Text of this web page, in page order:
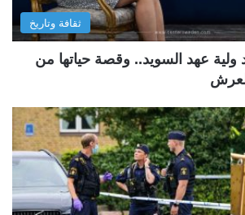
ثقافة وتاريخ
ولية عهد السويد.. وقصة حياتها من